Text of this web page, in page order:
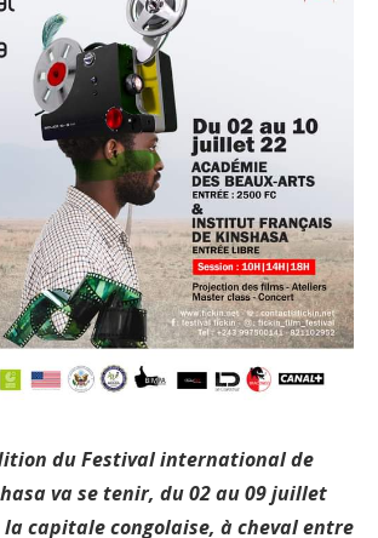
du Festival international de
va se tenir, du 02 au 09 juillet
capitale congolaise, à cheval entre